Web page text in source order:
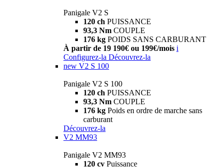
Panigale V2 S
120 ch PUISSANCE
93,3 Nm COUPLE
176 kg POIDS SANS CARBURANT
À partir de 19 190€ ou 199€/mois i
Configurez-la Découvrez-la
new V2 S 100
Panigale V2 S 100
120 ch PUISSANCE
93,3 Nm COUPLE
176 kg Poids en ordre de marche sans
carburant
Découvrez-la
V2 MM93
Panigale V2 MM93
120 cv Puissance